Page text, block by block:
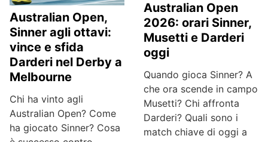
Australian Open,
Sinner agli ottavi:
vince e sfida
Darderi nel Derby a
Melbourne
Chi ha vinto agli
Australian Open? Come
ha giocato Sinner? Cosa
Australian Open
2026: orari Sinner,
Musetti e Darderi
oggi
Quando gioca Sinner? A
che ora scende in campo
Musetti? Chi affronta
Darderi? Quali sono i
match chiave di oggi a